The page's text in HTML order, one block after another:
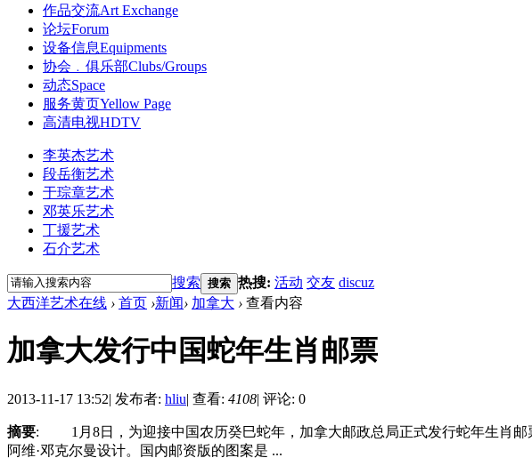
作品交流Art Exchange
论坛Forum
设备信息Equipments
协会﹒俱乐部Clubs/Groups
动态Space
服务黄页Yellow Page
高清电视HDTV
李英杰艺术
段岳衡艺术
于琮章艺术
邓英乐艺术
丁援艺术
石介艺术
搜索 搜索 热搜: 活动 交友 discuz
大西洋艺术在线 › 首页 ›新闻› 加拿大 › 查看内容
加拿大发行中国蛇年生肖邮票
2013-11-17 13:52| 发布者: hliu| 查看: 4108| 评论: 0
摘要: 1月8日，为迎接中国农历癸巳蛇年，加拿大邮政总局正式发行蛇年生肖邮
阿维·邓克尔曼设计。国内邮资版的图案是 ...